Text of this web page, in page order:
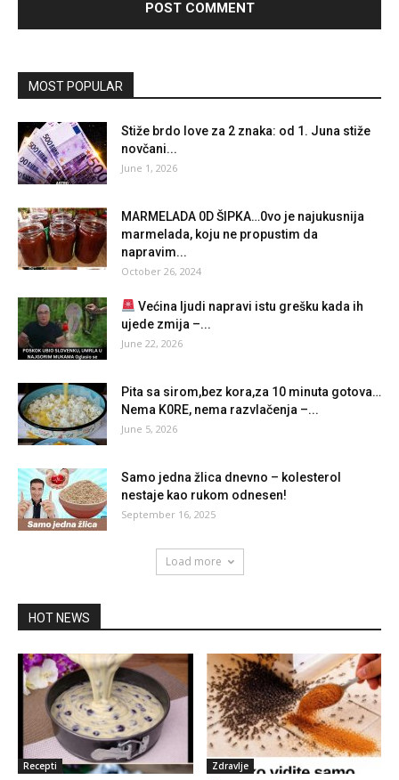
MOST POPULAR
Stiže brdo love za 2 znaka: od 1. Juna stiže
novčani...
June 1, 2026
MARMELADA 0D ŠIPKA…0vo je najukusnija
marmelada, koju ne propustim da
napravim...
October 26, 2024
Većina ljudi napravi istu grešku kada ih
ujede zmija –...
June 22, 2026
Pita sa sirom,bez kora,za 10 minuta gotova…
Nema K0RE, nema razvlačenja –...
June 5, 2026
Samo jedna žlica dnevno – kolesterol
nestaje kao rukom odnesen!
September 16, 2025
Load more
HOT NEWS
Recepti Zdravlje